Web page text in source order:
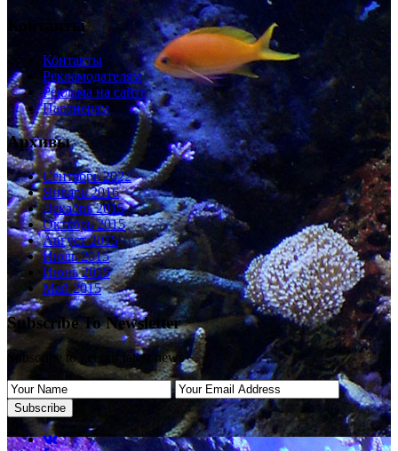
Контакты
Контакты
Рекламодателям
Реклама на сайте
Партнерам
Архивы
Сентябрь 2022
Январь 2016
Декабрь 2015
Октябрь 2015
Август 2015
Июль 2015
Июнь 2015
Май 2015
Subscribe To Newsletter
Subscribe to get our latest news